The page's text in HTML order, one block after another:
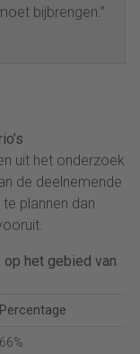
bijbrengen.”
uit het onderzoek
de deelnemende
plannen dan
op het gebied van
Percentage
66%